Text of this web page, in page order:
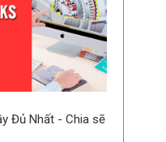
Đủ Nhất - Chia sẽ